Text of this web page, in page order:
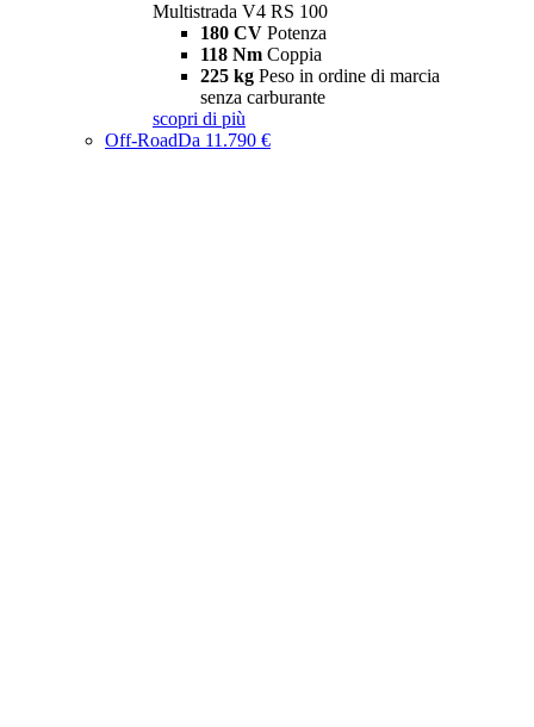
Multistrada V4 RS 100
180 CV Potenza
118 Nm Coppia
225 kg Peso in ordine di marcia
senza carburante
scopri di più
Off-RoadDa 11.790 €